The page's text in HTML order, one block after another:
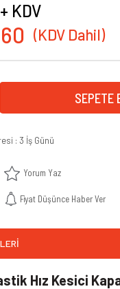
+ KDV
: 3 İş Günü
Yorum Yaz
Fiyat Düşünce Haber Ver
Hız Kesici